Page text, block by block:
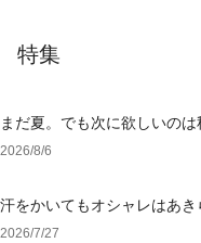
特集
まだ夏。でも次に欲しいの
2026/8/6
汗をかいてもオシャレはあ
アウトレットで
2026/7/27